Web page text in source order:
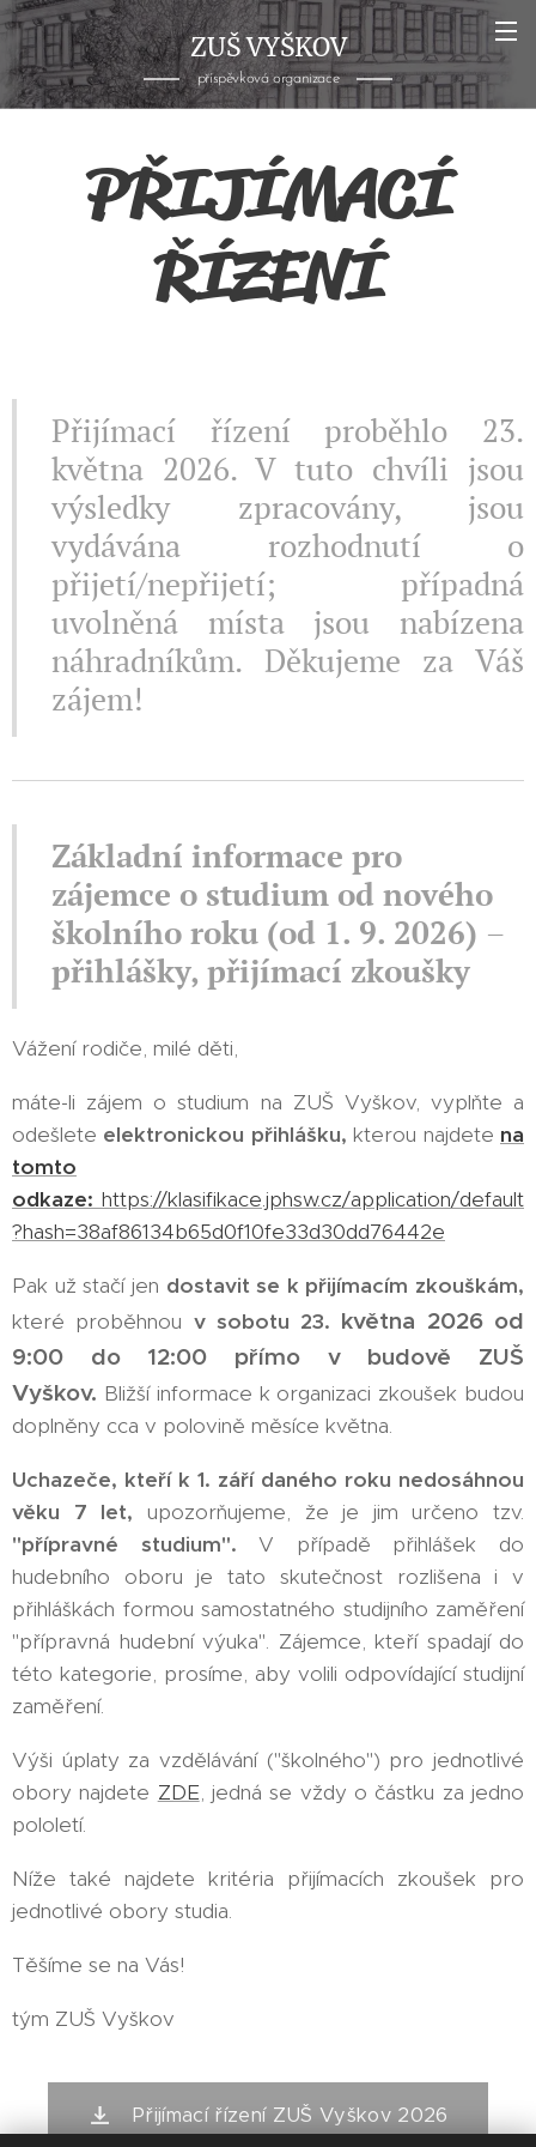
ZUŠ VYŠKOV
příspěvková organizace
PŘIJÍMACÍ
ŘÍZENÍ
Přijímací řízení proběhlo 23.
května 2026. V tuto chvíli jsou
výsledky zpracovány, jsou
vydávána rozhodnutí o
přijetí/nepřijetí; případná
uvolněná místa jsou nabízena
náhradníkům. Děkujeme za Váš
zájem!
Základní informace pro
zájemce o studium od nového
školního roku (od 1. 9. 2026) –
přihlášky, přijímací zkoušky
Vážení rodiče, milé děti,
máte-li zájem o studium na ZUŠ Vyškov, vyplňte a
odešlete elektronickou přihlášku, kterou najdete na
tomto
odkaze: https://klasifikace.jphsw.cz/application/default
?hash=38af86134b65d0f10fe33d30dd76442e
Pak už stačí jen dostavit se k přijímacím zkouškám,
které proběhnou v sobotu 23. května 2026 od
9:00 do 12:00 přímo v budově ZUŠ
Vyškov. Bližší informace k organizaci zkoušek budou
doplněny cca v polovině měsíce května.
Uchazeče, kteří k 1. září daného roku nedosáhnou
věku 7 let, upozorňujeme, že je jim určeno tzv.
"přípravné studium". V případě přihlášek do
hudebního oboru je tato skutečnost rozlišena i v
přihláškách formou samostatného studijního zaměření
"přípravná hudební výuka". Zájemce, kteří spadají do
této kategorie, prosíme, aby volili odpovídající studijní
zaměření.
Výši úplaty za vzdělávání ("školného") pro jednotlivé
obory najdete ZDE, jedná se vždy o částku za jedno
pololetí.
Níže také najdete kritéria přijímacích zkoušek pro
jednotlivé obory studia.
Těšíme se na Vás!
tým ZUŠ Vyškov
Přijímací řízení ZUŠ Vyškov 2026